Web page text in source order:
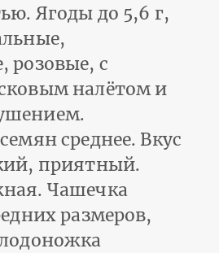
Ягоды до 5,6 г,
розовые, с
налётом и
среднее. Вкус
приятный.
Чашечка
размеров,